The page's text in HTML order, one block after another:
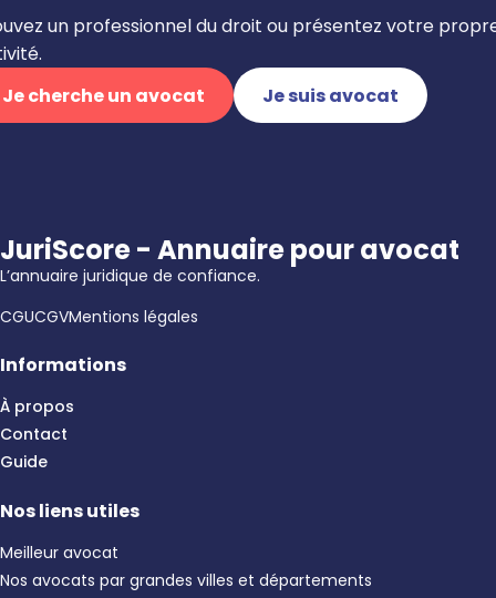
un professionnel du droit ou présentez votre
Je cherche un avocat
Je suis avocat
JuriScore - Annuaire pour avocat
L’annuaire juridique de confiance.
CGUCGVMentions légales
Informations
À propos
Contact
Guide
Nos liens utiles
Meilleur avocat
Nos avocats par grandes villes et départements